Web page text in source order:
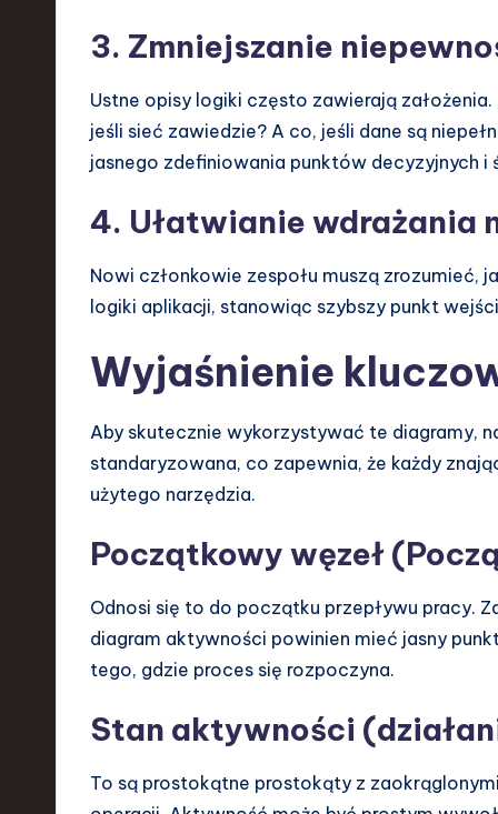
3. Zmniejszanie
Ustne opisy logiki często zawierają
jeśli sieć zawiedzie? A co, jeśli dane są
jasnego zdefiniowania punktów decyzyjnych i
4. Ułatwianie wdrażania
Nowi członkowie zespołu muszą zrozumieć,
logiki aplikacji, stanowiąc szybszy punkt
Wyjaśnienie
Aby skutecznie wykorzystywać te diagramy,
standaryzowana, co zapewnia, że każdy
użytego narzędzia.
Początkowy węzeł
Odnosi się to do początku przepływu pracy.
diagram aktywności powinien mieć jasny
tego, gdzie proces się rozpoczyna.
Stan aktywności
To są prostokątne prostokąty z